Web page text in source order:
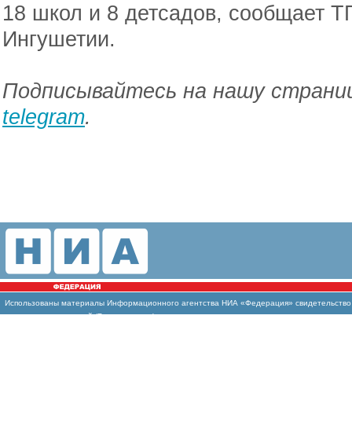
18 школ и 8 детсадов, сообщает
Ингушетии.
Подписывайтесь на нашу
telegram.
Использованы материалы Информационного агентства НИА «Федерация»
массовых коммуникаций (Роскомнадзор)